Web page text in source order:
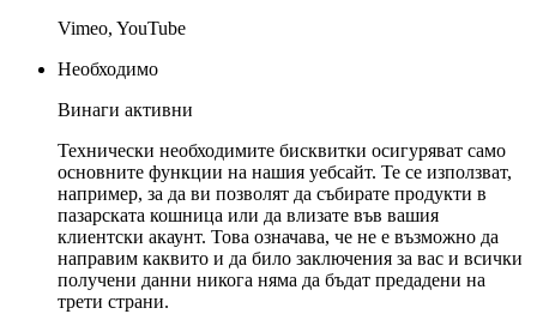
Vimeo, YouTube
Необходимо
Винаги активни
Технически необходимите бисквитки осигуряват само
основните функции на нашия уебсайт. Те се използват,
например, за да ви позволят да събирате продукти в
пазарската кошница или да влизате във вашия
клиентски акаунт. Това означава, че не е възможно да
направим каквито и да било заключения за вас и всички
получени данни никога няма да бъдат предадени на
трети страни.